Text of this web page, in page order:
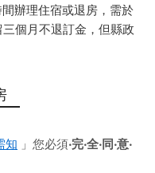
辦理住宿或退房，需於
個月不退訂金，但縣政
知 」您必須‧完‧全‧同‧意‧